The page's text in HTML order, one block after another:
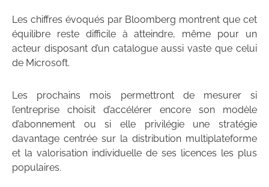
Les chiffres évoqués par Bloomberg montrent que cet
équilibre reste difficile à atteindre, même pour un
acteur disposant d’un catalogue aussi vaste que celui
de Microsoft.
Les prochains mois permettront de mesurer si
l’entreprise choisit d’accélérer encore son modèle
d’abonnement ou si elle privilégie une stratégie
davantage centrée sur la distribution multiplateforme
et la valorisation individuelle de ses licences les plus
populaires.